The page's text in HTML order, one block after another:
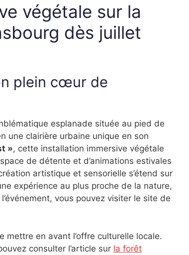
végétale sur la
dès juillet
plein cœur de
esplanade située au pied de
une clairière urbaine unique en son
», cette installation immersive végétale
de détente et d’animations estivales
artistique et sensorielle s’étend sur
expérience au plus proche de la nature,
vous pouvez visiter le site de
mettre en avant l’offre culturelle locale.
consulter l’article sur la forêt